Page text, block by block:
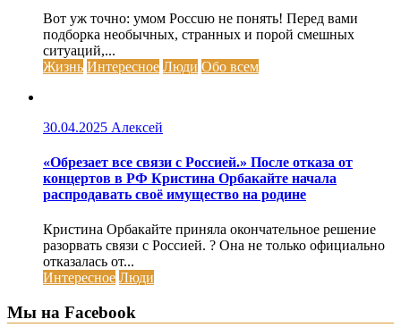
Вот уж точно: умом Россuю не понять! Перед вами
подборка необычных, странных и порой смешных
ситуаций,...
Жизнь Интересное Люди Обо всем
30.04.2025 Алексей
«Обрезает все связи с Россией.» После отказа от
концертов в РФ Кристина Орбакайте начала
распродавать своё имущество на родине
Кристина Орбакайте приняла окончательное решение
разорвать связи с Россией. ? Она не только официально
отказалась от...
Интересное Люди
Мы на Facebook